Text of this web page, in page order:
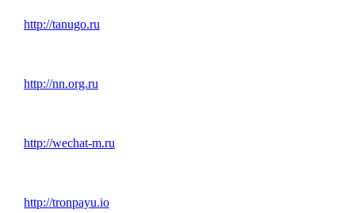
http://tanugo.ru
http://nn.org.ru
http://wechat-m.ru
http://tronpayu.io